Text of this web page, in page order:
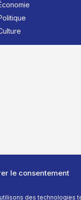
le consentement
des technologies